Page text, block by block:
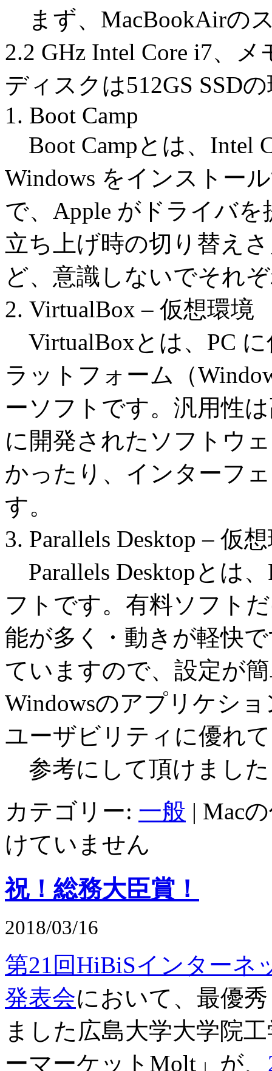
まず、MacBookAirの
2.2 GHz Intel Core i7、
ディスクは512GS SSD
1. Boot Camp
Boot Campとは、Intel
Windows をインストー
で、Apple がドライバ
立ち上げ時の切り替え
ど、意識しないでそれ
2. VirtualBox – 仮想環境
VirtualBoxとは、PC
ラットフォーム（
ーソフトです。汎用性
に開発されたソフトウ
かったり、インターフ
す。
3. Parallels Desktop – 仮
Parallels Desktopとは
フトです。有料ソフト
能が多く・動きが軽快
ていますので、設定が
Windowsのアプリケシ
ユーザビリティに優れ
参考にして頂けまし
カテゴリー: 一般 | Mac
けていません
祝！総務大臣賞！
2018/03/16
第21回HiBiSインターネ
発表会において、最優
ました広島大学大学院
ーマーケットMolt」が、